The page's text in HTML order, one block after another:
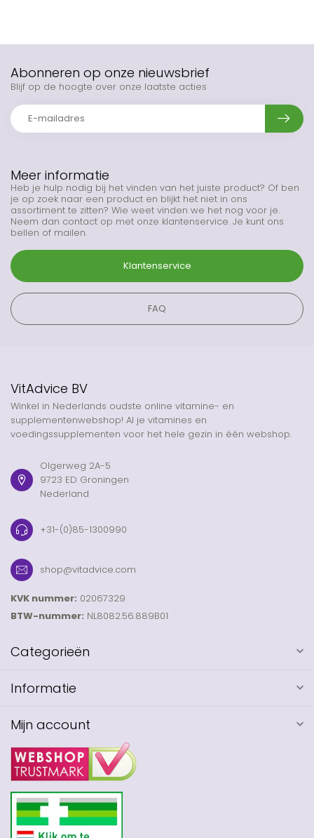
Meer informatie
Heb je hulp nodig bij het vinden van het juiste product? Of ben
je op zoek naar een product en blijkt het niet in ons
assortiment te zitten? Wie weet vinden we het nog voor je.
Neem dan contact op met onze klantenservice. Je kunt ons
bellen of mailen.
Klantenservice
FAQ
Abonneren op onze nieuwsbrief
Blijf op de hoogte over onze laatste acties
VitAdvice BV
Winkel in Nederlands oudste online vitamine- en
supplementenwebshop! Al je vitamines en
voedingssupplementen voor het hele gezin in één webshop.
Olgerweg 2A-5
9723 ED Groningen
Nederland
+31-(0)85-1300990
shop@vitadvice.com
KVK nummer: 02067329
BTW-nummer: NL8082.56.889B01
Categorieën
Informatie
Mijn account